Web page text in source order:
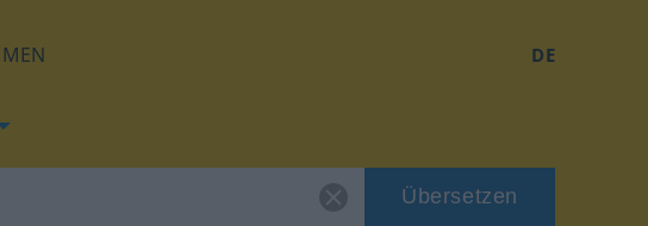
DE
Übersetzen